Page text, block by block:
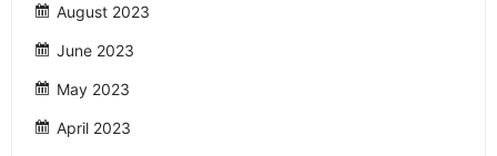
August 2023
June 2023
May 2023
April 2023